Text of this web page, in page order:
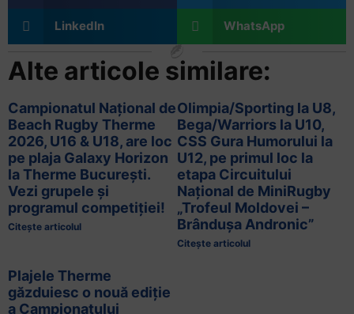
LinkedIn WhatsApp
Alte articole similare:
Campionatul Național de
Beach Rugby Therme
2026, U16 & U18, are loc
pe plaja Galaxy Horizon
la Therme București.
Vezi grupele și
programul competiției!
Citește articolul
Olimpia/Sporting la U8,
Bega/Warriors la U10,
CSS Gura Humorului la
U12, pe primul loc la
etapa Circuitului
Național de MiniRugby
„Trofeul Moldovei –
Brândușa Andronic”
Citește articolul
Plajele Therme
găzduiesc o nouă ediție
a Campionatului